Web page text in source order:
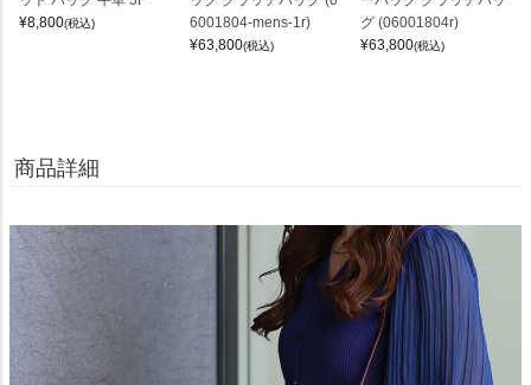
¥8,800(税込)
6001804-mens-1r)
¥63,800(税込)
グ (06001804r)
¥63,800(税込)
商品詳細